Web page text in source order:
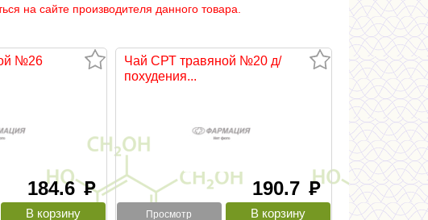
на сайте производителя данного товара.
№26
184.6руб
Чай СРТ травяной №20 д/
похудения...
190.7 руб
Просмотр